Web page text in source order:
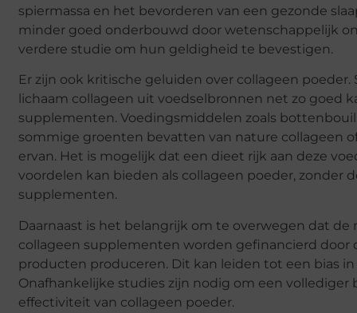
spiermassa en het bevorderen van een gezonde
minder goed onderbouwd door wetenschappelijk
verdere studie om hun geldigheid te bevestigen.
Er zijn ook kritische geluiden over collageen
lichaam collageen uit voedselbronnen net zo goed
supplementen. Voedingsmiddelen zoals
sommige groenten bevatten van nature collageen
ervan. Het is mogelijk dat een dieet rijk aan deze
voordelen kan bieden als collageen poeder, zonder
supplementen.
Daarnaast is het belangrijk om te overwegen dat de
collageen supplementen worden gefinancierd door
producten produceren. Dit kan leiden tot een bias
Onafhankelijke studies zijn nodig om een vollediger
effectiviteit van collageen poeder.